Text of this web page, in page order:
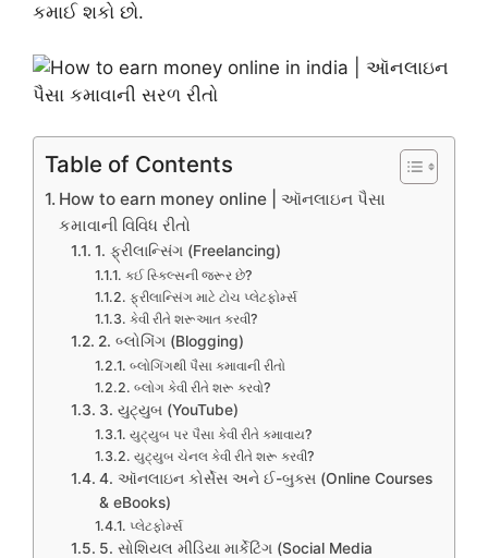
કમાઈ શકો છો.
Table of Contents
How to earn money online | ઑનલાઇન પૈસા
કમાવાની વિવિધ રીતો
1. ફ્રીલાન્સિંગ (Freelancing)
કઈ સ્કિલ્સની જરૂર છે?
ફ્રીલાન્સિંગ માટે ટોચ પ્લેટફોર્મ્સ
કેવી રીતે શરૂઆત કરવી?
2. બ્લોગિંગ (Blogging)
બ્લોગિંગથી પૈસા કમાવાની રીતો
બ્લોગ કેવી રીતે શરૂ કરવો?
3. યુટ્યુબ (YouTube)
યુટ્યુબ પર પૈસા કેવી રીતે કમાવાય?
યુટ્યુબ ચેનલ કેવી રીતે શરૂ કરવી?
4. ઑનલાઇન કોર્સેસ અને ઈ-બુક્સ (Online Courses
& eBooks)
પ્લેટફોર્મ્સ
5. સોશિયલ મીડિયા માર્કેટિંગ (Social Media